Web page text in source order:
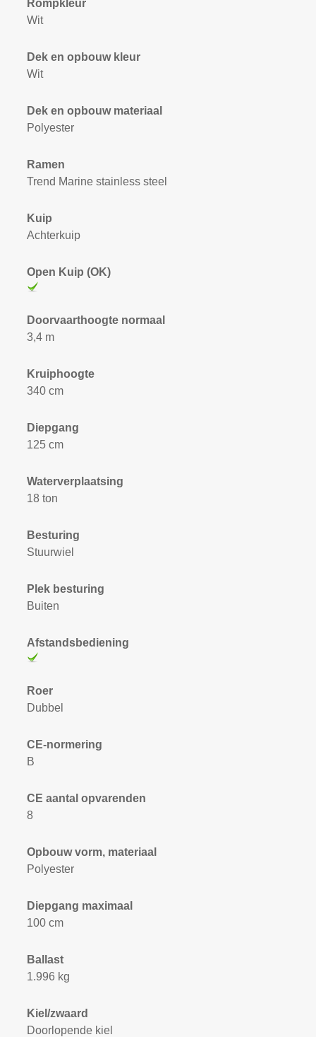
Rompkleur
Wit
Dek en opbouw kleur
Wit
Dek en opbouw materiaal
Polyester
Ramen
Trend Marine stainless steel
Kuip
Achterkuip
Open Kuip (OK)
Doorvaarthoogte normaal
3,4 m
Kruiphoogte
340 cm
Diepgang
125 cm
Waterverplaatsing
18 ton
Besturing
Stuurwiel
Plek besturing
Buiten
Afstandsbediening
Roer
Dubbel
CE-normering
B
CE aantal opvarenden
8
Opbouw vorm, materiaal
Polyester
Diepgang maximaal
100 cm
Ballast
1.996 kg
Kiel/zwaard
Doorlopende kiel